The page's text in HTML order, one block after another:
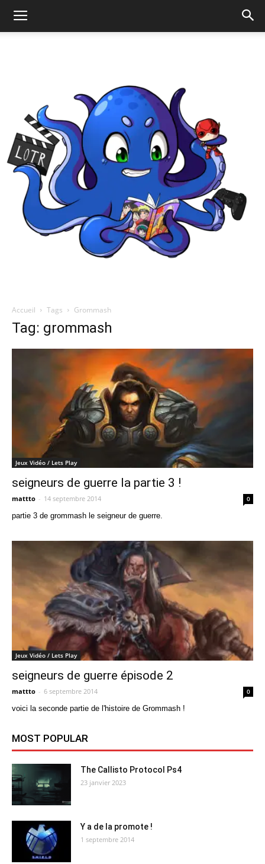
Accueil Tags Grommash
Tag: grommash
Jeux Vidéo / Lets Play
seigneurs de guerre la partie 3 !
mattto - 14 septembre 2014 0
partie 3 de grommash le seigneur de guerre.
Jeux Vidéo / Lets Play
seigneurs de guerre épisode 2
mattto - 6 septembre 2014 0
voici la seconde partie de l'histoire de Grommash !
MOST POPULAR
The Callisto Protocol Ps4
23 janvier 2023
Y a de la promote !
1 septembre 2014